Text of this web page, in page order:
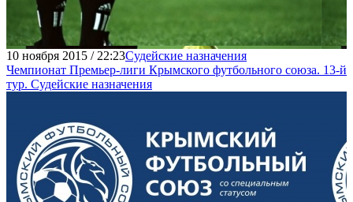
10 ноября 2015 / 22:23Судейские назначения
Чемпионат Премьер-лиги Крымского футбольного союза. 13-й
тур. Судейские назначения